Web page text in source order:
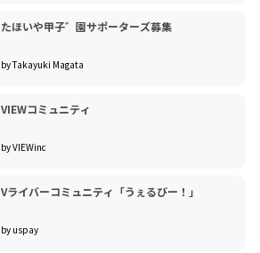
たほいや甲子゛園サポーターズ募集
by Takayuki Magata
VIEWコミュニティ
by VIEWinc
Vライバーコミュニティ「うぇるびー！」
by uspay